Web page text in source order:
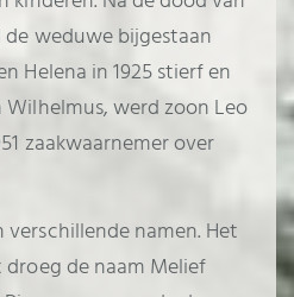
de weduwe bijgestaan
Helena in 1925 stierf en
werd zoon Leo
zaakwaarnemer over
namen. Het
de naam Melief